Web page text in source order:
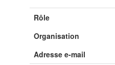
Rôle
Organisation
Adresse e-mail